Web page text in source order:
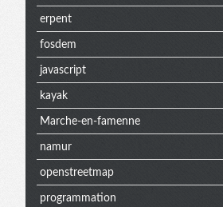
erpent
fosdem
javascript
kayak
Marche-en-famenne
namur
openstreetmap
programmation